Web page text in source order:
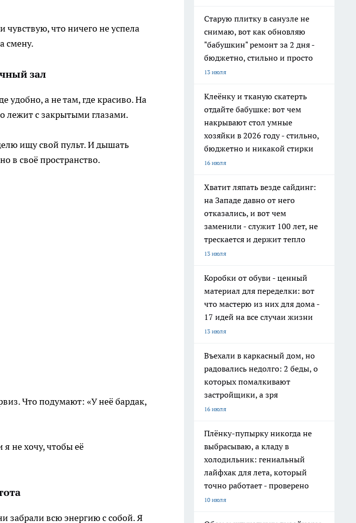
что ничего не успела
смену.
зал
удобно, а не там, где красиво. На
лежит с закрытыми глазами.
ищу свой пульт. И дышать
в своё пространство.
Что подумают: «У неё бардак,
не хочу, чтобы её
забрали всю энергию с собой. Я
Старую плитку в санузле не
снимаю, вот как обновляю
"бабушкин" ремонт за 2 дня -
бюджетно, стильно и просто
13 июля
Клеёнку и тканую скатерть
отдайте бабушке: вот чем
накрывают стол умные
хозяйки в 2026 году - стильно,
бюджетно и никакой стирки
16 июля
Хватит ляпать везде сайдинг:
на Западе давно от него
отказались, и вот чем
заменили - служит 100 лет, не
трескается и держит тепло
13 июля
Коробки от обуви - ценный
материал для переделки: вот
что мастерю из них для дома -
17 идей на все случаи жизни
13 июля
Въехали в каркасный дом, но
радовались недолго: 2 беды, о
которых помалкивают
застройщики, а зря
16 июля
Плёнку-пупырку никогда не
выбрасываю, а кладу в
холодильник: гениальный
лайфхак для лета, который
точно работает - проверено
10 июля